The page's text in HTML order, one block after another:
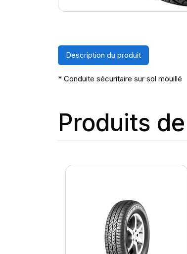
Description du produit
* Conduite sécuritaire sur sol mouillé
Produits